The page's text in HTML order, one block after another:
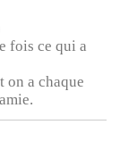
fois ce qui a
on a chaque